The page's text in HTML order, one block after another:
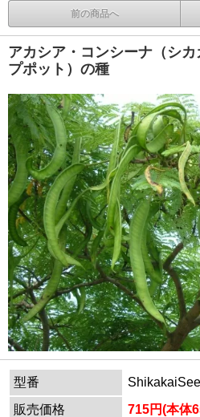
前の商品へ
アカシア・コンシーナ（シ
プポット）の種
型番
販売価格
715円(本体